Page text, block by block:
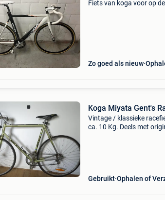
Fiets van koga voor op
Zo goed als nieuw
Koga Miyata Gent's
Vintage / klassieke
ca. 10 Kg. Deels met
Gebruikt Ophalen of